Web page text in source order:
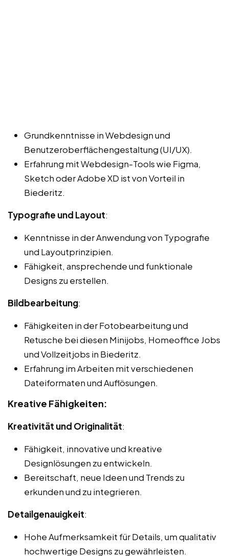
Grundkenntnisse in Webdesign und
Benutzeroberflächengestaltung (UI/UX).
Erfahrung mit Webdesign-Tools wie Figma,
Sketch oder Adobe XD ist von Vorteil in
Biederitz.
Typografie und Layout:
Kenntnisse in der Anwendung von Typografie
und Layoutprinzipien.
Fähigkeit, ansprechende und funktionale
Designs zu erstellen.
Bildbearbeitung:
Fähigkeiten in der Fotobearbeitung und
Retusche bei diesen Minijobs, Homeoffice Jobs
und Vollzeitjobs in Biederitz.
Erfahrung im Arbeiten mit verschiedenen
Dateiformaten und Auflösungen.
Kreative Fähigkeiten:
Kreativität und Originalität:
Fähigkeit, innovative und kreative
Designlösungen zu entwickeln.
Bereitschaft, neue Ideen und Trends zu
erkunden und zu integrieren.
Detailgenauigkeit:
Hohe Aufmerksamkeit für Details, um qualitativ
hochwertige Designs zu gewährleisten.